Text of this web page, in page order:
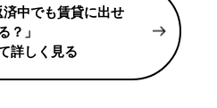
済中でも賃貸に出せ
？」
詳しく見る